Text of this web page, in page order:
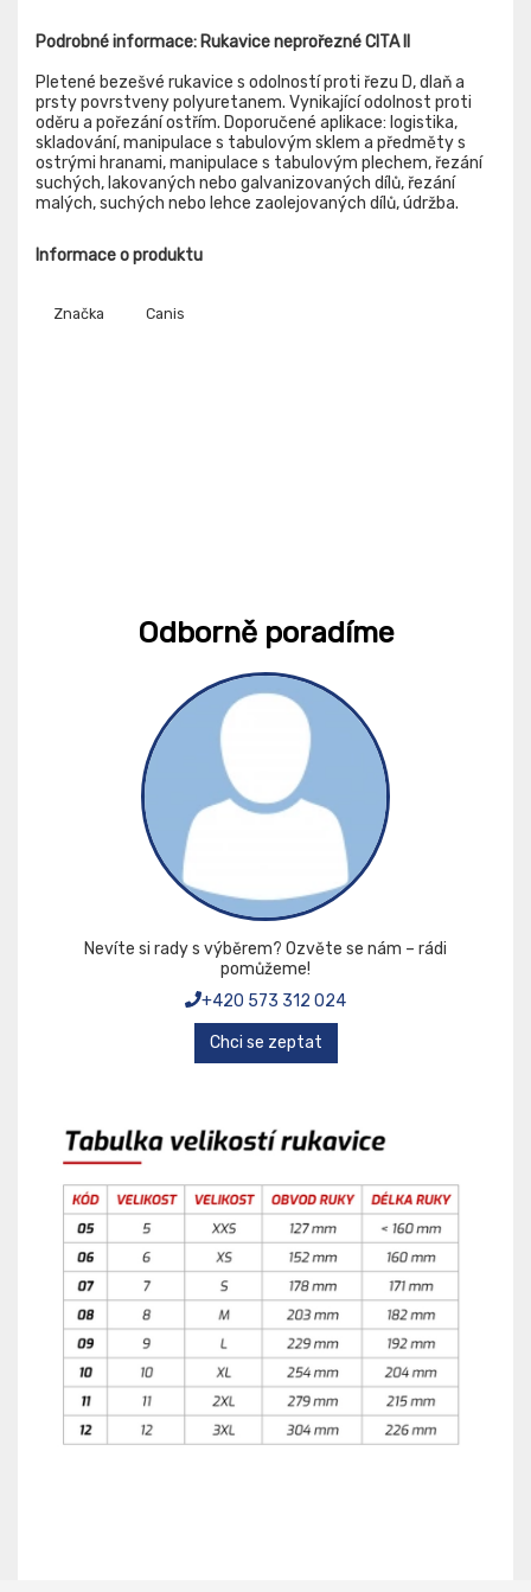
Podrobné informace: Rukavice neprořezné CITA II
Pletené bezešvé rukavice s odolností proti řezu D, dlaň a
prsty povrstveny polyuretanem. Vynikající odolnost proti
oděru a pořezání ostřím. Doporučené aplikace: logistika,
skladování, manipulace s tabulovým sklem a předměty s
ostrými hranami, manipulace s tabulovým plechem, řezání
suchých, lakovaných nebo galvanizovaných dílů, řezání
malých, suchých nebo lehce zaolejovaných dílů, údržba.
Informace o produktu
Značka Canis
Odborně poradíme
Nevíte si rady s výběrem? Ozvěte se nám – rádi
pomůžeme!
+420 573 312 024
Chci se zeptat